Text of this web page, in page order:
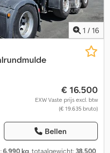
1 / 16
€ 16.500
EXW Vaste prijs excl. btw
(€ 19.635 bruto)
Bellen
6.990 kg, totaalgewicht: 38.500